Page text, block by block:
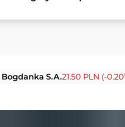
S.A.21.50 PLN (-0.20%)